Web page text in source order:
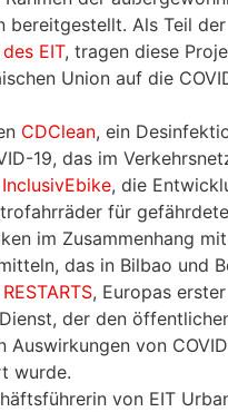
bereitgestellt. Als Teil der
EIT, tragen diese
Union auf die
CDClean, ein
19, das im
InclusivEbike, die
für
im Zusammenhang
das in Bilbao und
, Europas
der den
von
wurde.
von EIT